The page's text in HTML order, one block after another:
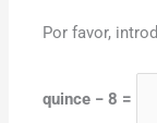
Por favor,
quince − 8 =